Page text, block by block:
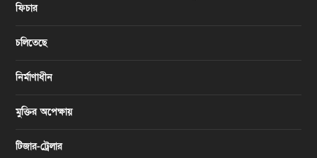
ফিচার
চলিতেছে
নির্মাণাধীন
মুক্তির অপেক্ষায়
টিজার-ট্রেলার